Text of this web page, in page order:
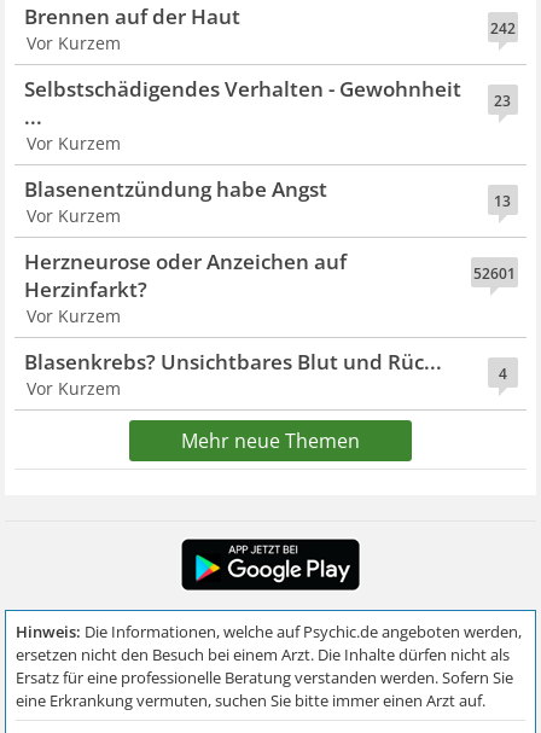
242
Brennen auf der Haut
Vor Kurzem
23
Selbstschädigendes Verhalten - Gewohnheit
...
Vor Kurzem
13
Blasenentzündung habe Angst
Vor Kurzem
52601
Herzneurose oder Anzeichen auf
Herzinfarkt?
Vor Kurzem
4
Blasenkrebs? Unsichtbares Blut und Rüc...
Vor Kurzem
Mehr neue Themen